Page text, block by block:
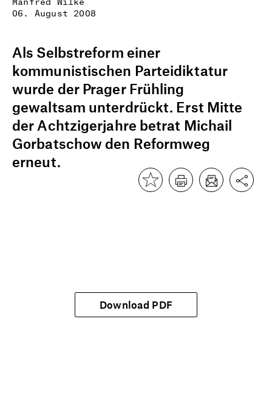
06. August 2008
Als Selbstreform einer
kommunistischen Parteidiktatur
wurde der Prager Frühling
gewaltsam unterdrückt. Erst Mitte
der Achtzigerjahre betrat Michail
Gorbatschow den Reformweg
erneut.
Download PDF